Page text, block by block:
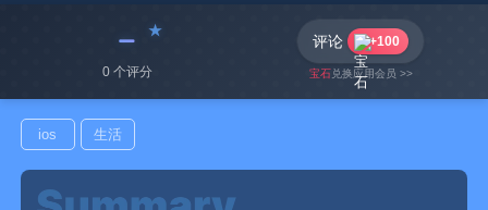
﹣
0 个评分
评论 +100
宝石兑换应用会员 >>
ios 生活